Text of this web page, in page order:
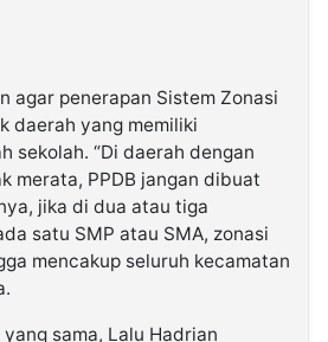
agar penerapan Sistem Zonasi
daerah yang memiliki
sekolah. “Di daerah dengan
merata, PPDB jangan dibuat
jika di dua atau tiga
satu SMP atau SMA, zonasi
mencakup seluruh kecamatan
sama, Lalu Hadrian